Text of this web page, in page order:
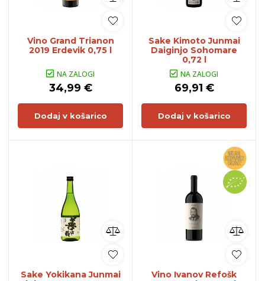
Vino Grand Trianon
2019 Erdevik 0,75 l
NA ZALOGI
34,99 €
Dodaj v košarico
Sake Kimoto Junmai
Daiginjo Sohomare
0,72 l
NA ZALOGI
69,91 €
Dodaj v košarico
Sake Yokikana Junmai
Vino Ivanov Refošk